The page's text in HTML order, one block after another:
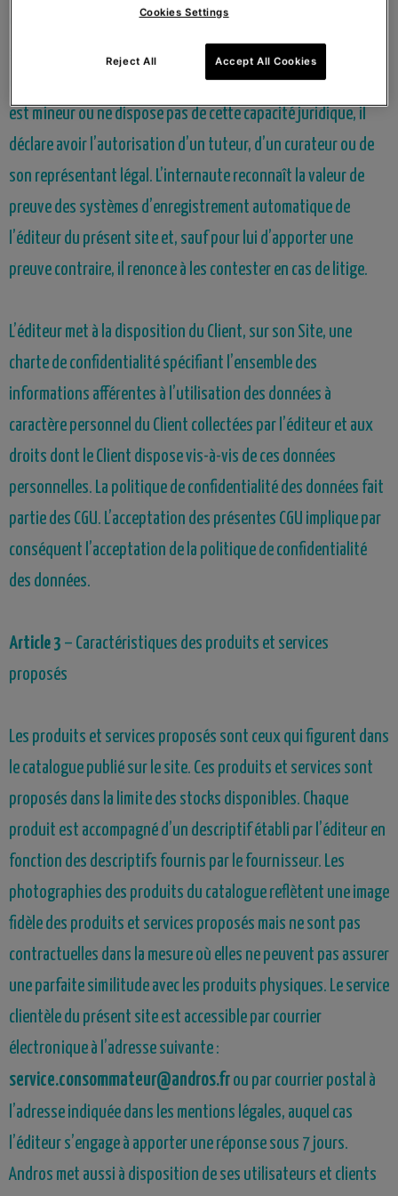
de l’internaute. L’acceptation des présentes conditions
générales suppose de la part des utilisateurs qu’ils jouissent
de la capacité juridique nécessaire pour cela. Si l’utilisateur
est mineur ou ne dispose pas de cette capacité juridique, il
déclare avoir l’autorisation d’un tuteur, d’un curateur ou de
son représentant légal. L’internaute reconnaît la valeur de
preuve des systèmes d’enregistrement automatique de
l’éditeur du présent site et, sauf pour lui d’apporter une
preuve contraire, il renonce à les contester en cas de litige.
L’éditeur met à la disposition du Client, sur son Site, une
charte de confidentialité spécifiant l’ensemble des
informations afférentes à l’utilisation des données à
caractère personnel du Client collectées par l’éditeur et aux
droits dont le Client dispose vis-à-vis de ces données
personnelles. La politique de confidentialité des données fait
partie des CGU. L’acceptation des présentes CGU implique par
conséquent l’acceptation de la politique de confidentialité
des données.
Article 3 – Caractéristiques des produits et services
proposés
Les produits et services proposés sont ceux qui figurent dans
le catalogue publié sur le site. Ces produits et services sont
proposés dans la limite des stocks disponibles. Chaque
produit est accompagné d’un descriptif établi par l’éditeur en
fonction des descriptifs fournis par le fournisseur. Les
photographies des produits du catalogue reflètent une image
fidèle des produits et services proposés mais ne sont pas
contractuelles dans la mesure où elles ne peuvent pas assurer
une parfaite similitude avec les produits physiques. Le service
clientèle du présent site est accessible par courrier
électronique à l’adresse suivante :
service.consommateur@andros.fr ou par courrier postal à
l’adresse indiquée dans les mentions légales, auquel cas
l’éditeur s’engage à apporter une réponse sous 7 jours.
Andros met aussi à disposition de ses utilisateurs et clients
Cookies Settings
Reject All Accept All Cookies